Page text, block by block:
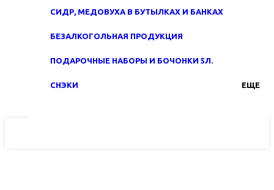
СИДР, МЕДОВУХА В БУТЫЛКАХ И БАНКАХ
БЕЗАЛКОГОЛЬНАЯ ПРОДУКЦИЯ
ПОДАРОЧНЫЕ НАБОРЫ И БОЧОНКИ 5Л.
СНЭКИ ЕЩЕ